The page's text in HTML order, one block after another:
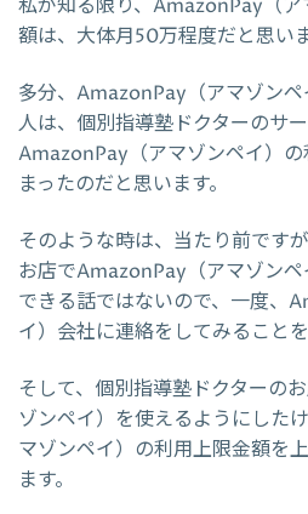
私が知る限り、AmazonPay（
額は、大体月50万程度だと思い
多分、AmazonPay（アマゾンペ
人は、個別指導塾ドクターのサ
AmazonPay（アマゾンペイ）
まったのだと思います。
そのような時は、当たり前です
お店でAmazonPay（アマゾン
できる話ではないので、一度、
イ）会社に連絡をしてみること
そして、個別指導塾ドクターの
ゾンペイ）を使えるようにした
マゾンペイ）の利用上限金額を
ます。